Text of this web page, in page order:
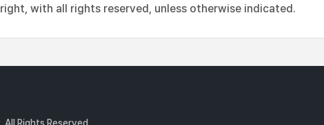
with all rights reserved, unless otherwise indicated.
Rights Reserved.